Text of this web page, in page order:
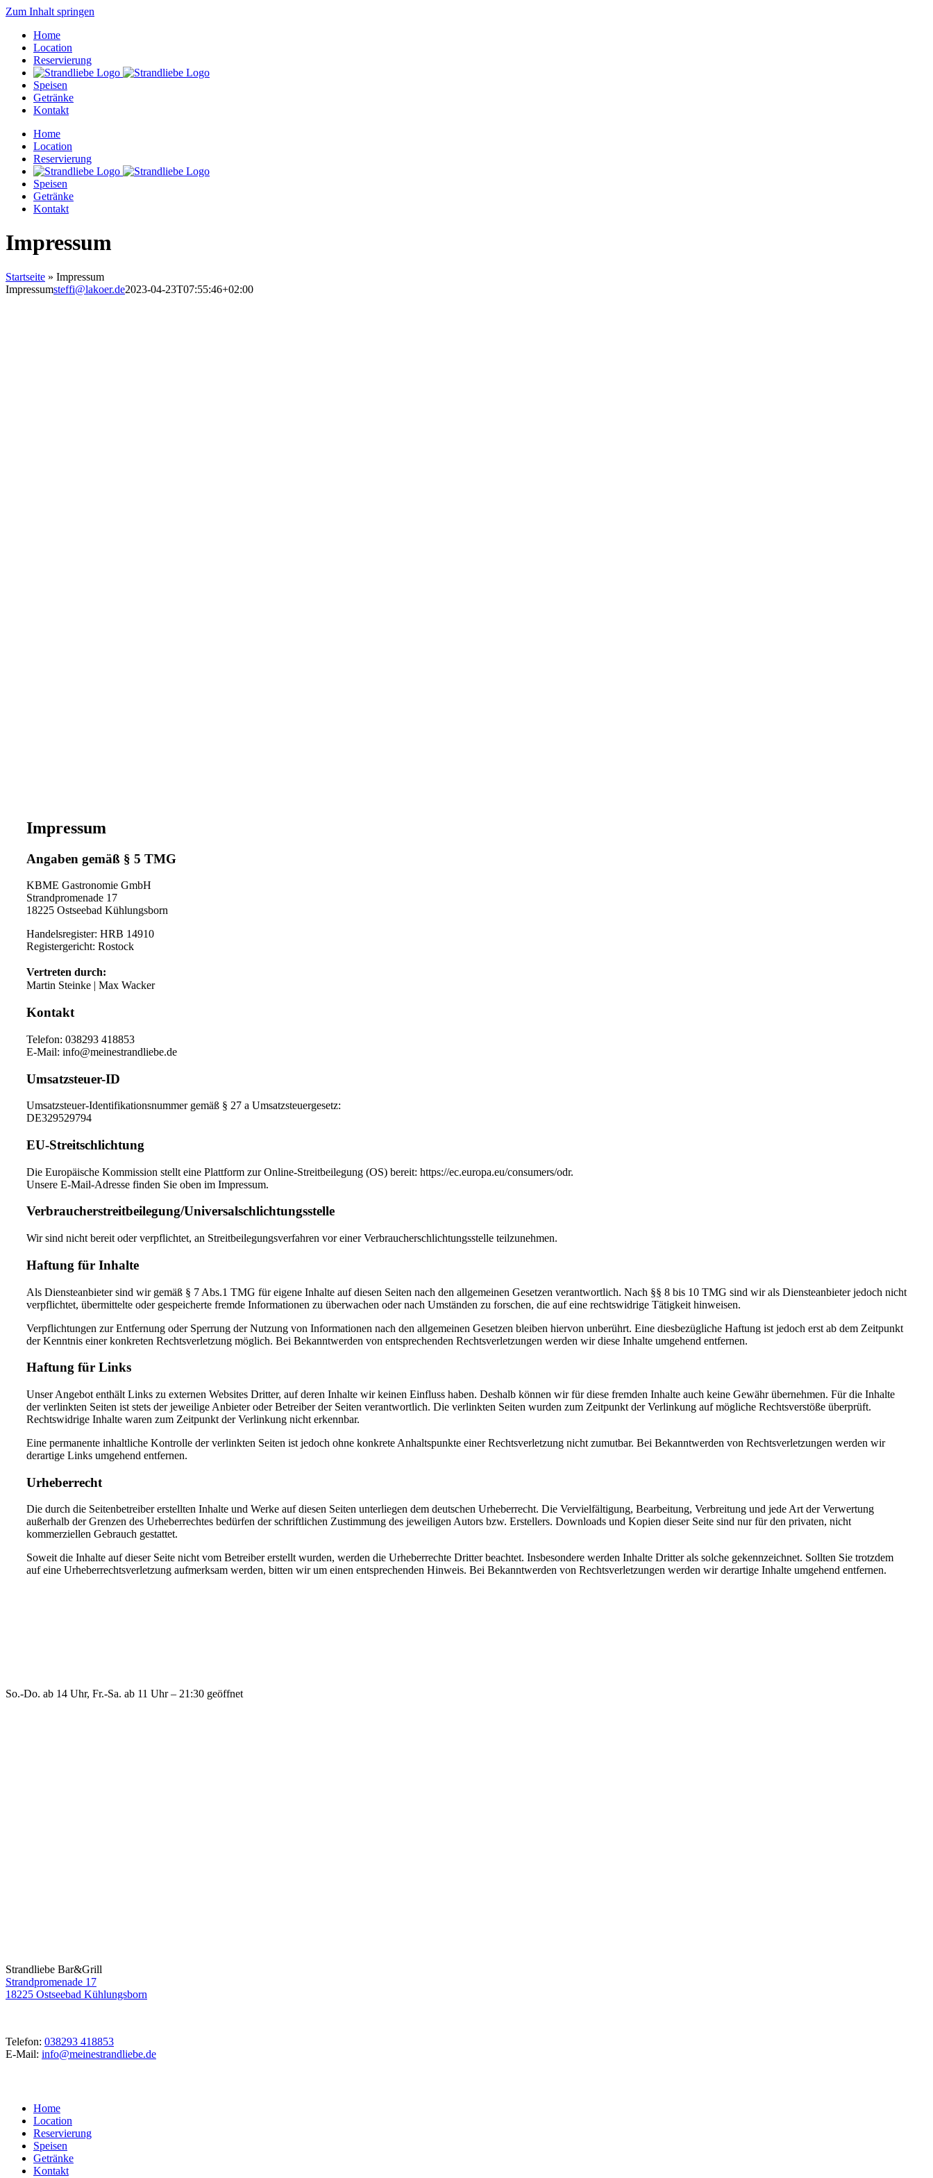
Zum Inhalt springen
Home
Location
Reservierung
Speisen
Getränke
Kontakt
Home
Location
Reservierung
Speisen
Getränke
Kontakt
Impressum
Startseite » Impressum
Impressumsteffi@lakoer.de2023-04-23T07:55:46+02:00
Impressum
Angaben gemäß § 5 TMG
KBME Gastronomie GmbH
Strandpromenade 17
18225 Ostseebad Kühlungsborn
Handelsregister: HRB 14910
Registergericht: Rostock
Vertreten durch:
Martin Steinke | Max Wacker
Kontakt
Telefon: 038293 418853
E-Mail: info@meinestrandliebe.de
Umsatzsteuer-ID
Umsatzsteuer-Identifikationsnummer gemäß § 27 a Umsatzsteuergesetz:
DE329529794
EU-Streitschlichtung
Die Europäische Kommission stellt eine Plattform zur Online-Streitbeilegung (OS) bereit: https://ec.europa.eu/consumers/odr.
Unsere E-Mail-Adresse finden Sie oben im Impressum.
Verbraucher­streit­beilegung/Universal­schlichtungs­stelle
Wir sind nicht bereit oder verpflichtet, an Streitbeilegungsverfahren vor einer Verbraucherschlichtungsstelle teilzunehmen.
Haftung für Inhalte
Als Diensteanbieter sind wir gemäß § 7 Abs.1 TMG für eigene Inhalte auf diesen Seiten nach den allgemeinen Gesetzen verantwortlich. Nach §§ 8 bis 10 TMG sind wir als Diensteanbieter jedoch nicht
verpflichtet, übermittelte oder gespeicherte fremde Informationen zu überwachen oder nach Umständen zu forschen, die auf eine rechtswidrige Tätigkeit hinweisen.
Verpflichtungen zur Entfernung oder Sperrung der Nutzung von Informationen nach den allgemeinen Gesetzen bleiben hiervon unberührt. Eine diesbezügliche Haftung ist jedoch erst ab dem Zeitpunkt
der Kenntnis einer konkreten Rechtsverletzung möglich. Bei Bekanntwerden von entsprechenden Rechtsverletzungen werden wir diese Inhalte umgehend entfernen.
Haftung für Links
Unser Angebot enthält Links zu externen Websites Dritter, auf deren Inhalte wir keinen Einfluss haben. Deshalb können wir für diese fremden Inhalte auch keine Gewähr übernehmen. Für die Inhalte
der verlinkten Seiten ist stets der jeweilige Anbieter oder Betreiber der Seiten verantwortlich. Die verlinkten Seiten wurden zum Zeitpunkt der Verlinkung auf mögliche Rechtsverstöße überprüft.
Rechtswidrige Inhalte waren zum Zeitpunkt der Verlinkung nicht erkennbar.
Eine permanente inhaltliche Kontrolle der verlinkten Seiten ist jedoch ohne konkrete Anhaltspunkte einer Rechtsverletzung nicht zumutbar. Bei Bekanntwerden von Rechtsverletzungen werden wir
derartige Links umgehend entfernen.
Urheberrecht
Die durch die Seitenbetreiber erstellten Inhalte und Werke auf diesen Seiten unterliegen dem deutschen Urheberrecht. Die Vervielfältigung, Bearbeitung, Verbreitung und jede Art der Verwertung
außerhalb der Grenzen des Urheberrechtes bedürfen der schriftlichen Zustimmung des jeweiligen Autors bzw. Erstellers. Downloads und Kopien dieser Seite sind nur für den privaten, nicht
kommerziellen Gebrauch gestattet.
Soweit die Inhalte auf dieser Seite nicht vom Betreiber erstellt wurden, werden die Urheberrechte Dritter beachtet. Insbesondere werden Inhalte Dritter als solche gekennzeichnet. Sollten Sie trotzdem
auf eine Urheberrechtsverletzung aufmerksam werden, bitten wir um einen entsprechenden Hinweis. Bei Bekanntwerden von Rechtsverletzungen werden wir derartige Inhalte umgehend entfernen.
So.-Do. ab 14 Uhr, Fr.-Sa. ab 11 Uhr – 21:30 geöffnet
Strandliebe Bar&Grill
Strandpromenade 17
18225 Ostseebad Kühlungsborn
Telefon: 038293 418853
E-Mail: info@meinestrandliebe.de
Home
Location
Reservierung
Speisen
Getränke
Kontakt